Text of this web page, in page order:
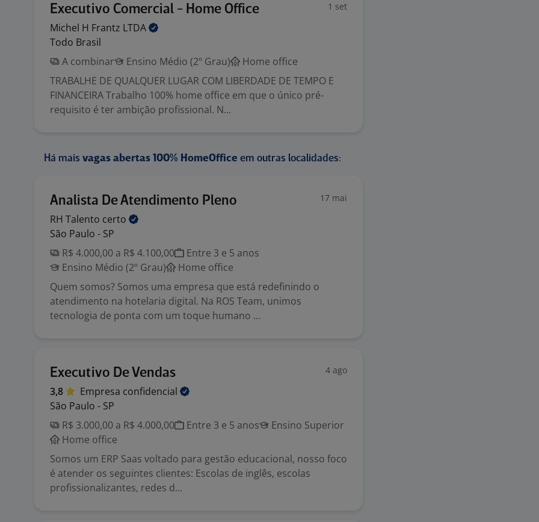
Executivo Comercial - Home Office 1 set
Michel H Frantz LTDA
Todo Brasil
A combinar
Ensino Médio (2º Grau)
Home office
TRABALHE DE QUALQUER LUGAR COM LIBERDADE DE TEMPO E
FINANCEIRA Trabalho 100% home office em que o único pré-
requisito é ter ambição profissional. N...
Há mais vagas abertas 100% HomeOffice em outras localidades:
Analista De Atendimento Pleno 17 mai
RH Talento certo
São Paulo - SP
R$ 4.000,00 a R$ 4.100,00
Entre 3 e 5 anos
Ensino Médio (2º Grau)
Home office
Quem somos? Somos uma empresa que está redefinindo o
atendimento na hotelaria digital. Na ROS Team, unimos
tecnologia de ponta com um toque humano ...
Executivo De Vendas 4 ago
3,8 Empresa confidencial
São Paulo - SP
R$ 3.000,00 a R$ 4.000,00
Entre 3 e 5 anos
Ensino Superior
Home office
Somos um ERP Saas voltado para gestão educacional, nosso foco
é atender os seguintes clientes: Escolas de inglês, escolas
profissionalizantes, redes d...